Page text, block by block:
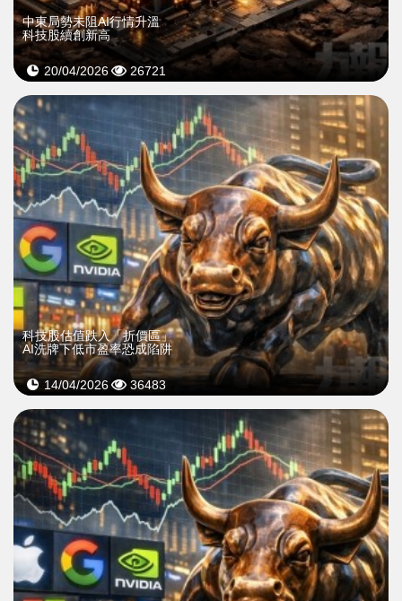
中東局勢未阻AI行情升溫
科技股續創新高
20/04/2026 26721
科技股估值跌入「折價區」
AI洗牌下低市盈率恐成陷阱
14/04/2026 36483